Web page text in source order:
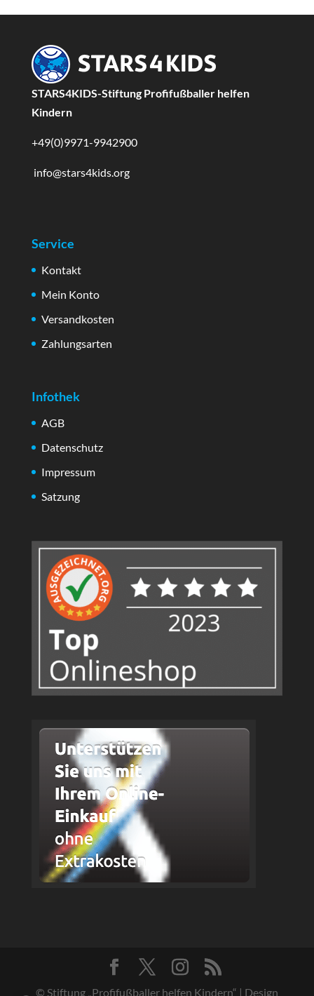
STARS4KIDS-Stiftung Profifußballer helfen
Kindern
+49(0)9971-9942900
info@stars4kids.org
Service
Kontakt
Mein Konto
Versandkosten
Zahlungsarten
Infothek
AGB
Datenschutz
Impressum
Satzung
© Stiftung „Profifußballer helfen Kindern“ | Design